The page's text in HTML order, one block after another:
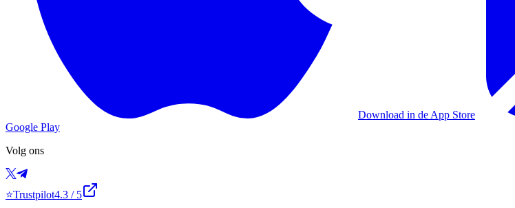
Download in de App Store
Google Play
Volg ons
⭐Trustpilot4.3 / 5